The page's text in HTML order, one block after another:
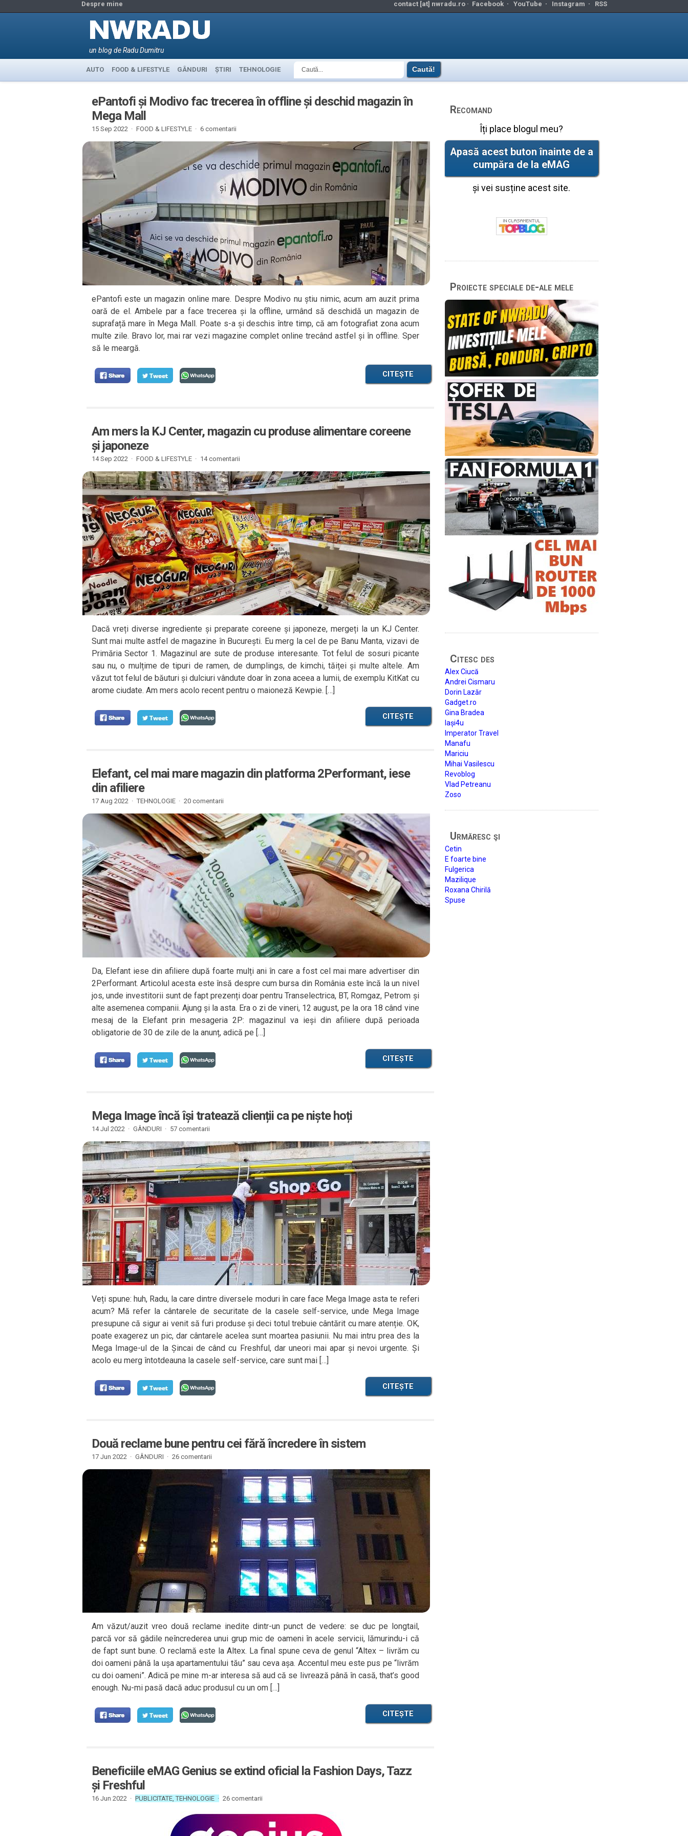
Despre mine contact [at] nwradu.ro · Facebook· YouTube · Instagram · RSS
un blog de Radu Dumitru
AUTO FOOD & LIFESTYLE GÂNDURI ȘTIRI TEHNOLOGIE
ePantofi și Modivo fac trecerea în offline și deschid magazin în
Mega Mall
15 Sep 2022 · FOOD & LIFESTYLE· 6 comentarii
ePantofi este un magazin online mare. Despre Modivo nu știu nimic, acum am auzit prima
oară de el. Ambele par a face trecerea și la offline, urmând să deschidă un magazin de
suprafață mare în Mega Mall. Poate s-a și deschis între timp, că am fotografiat zona acum
multe zile. Bravo lor, mai rar vezi magazine complet online trecând astfel și în offline. Sper
să le meargă.
CITEȘTE
Am mers la KJ Center, magazin cu produse alimentare coreene
și japoneze
14 Sep 2022 · FOOD & LIFESTYLE· 14 comentarii
Dacă vreți diverse ingrediente și preparate coreene și japoneze, mergeți la un KJ Center.
Sunt mai multe astfel de magazine în București. Eu merg la cel de pe Banu Manta, vizavi de
Primăria Sector 1. Magazinul are sute de produse interesante. Tot felul de sosuri picante
sau nu, o mulțime de tipuri de ramen, de dumplings, de kimchi, tăiței și multe altele. Am
văzut tot felul de băuturi și dulciuri vândute doar în zona aceea a lumii, de exemplu KitKat cu
arome ciudate. Am mers acolo recent pentru o maioneză Kewpie. […]
CITEȘTE
Elefant, cel mai mare magazin din platforma 2Performant, iese
din afiliere
17 Aug 2022 · TEHNOLOGIE· 20 comentarii
Da, Elefant iese din afiliere după foarte mulți ani în care a fost cel mai mare advertiser din
2Performant. Articolul acesta este însă despre cum bursa din România este încă la un nivel
jos, unde investitorii sunt de fapt prezenți doar pentru Transelectrica, BT, Romgaz, Petrom și
alte asemenea companii. Ajung și la asta. Era o zi de vineri, 12 august, pe la ora 18 când vine
mesaj de la Elefant prin mesageria 2P: magazinul va ieși din afiliere după perioada
obligatorie de 30 de zile de la anunț, adică pe […]
CITEȘTE
Mega Image încă își tratează clienții ca pe niște hoți
14 Jul 2022 · GÂNDURI · 57 comentarii
Veți spune: huh, Radu, la care dintre diversele moduri în care face Mega Image asta te referi
acum? Mă refer la cântarele de securitate de la casele self-service, unde Mega Image
presupune că sigur ai venit să furi produse și deci totul trebuie cântărit cu mare atenție. OK,
poate exagerez un pic, dar cântarele acelea sunt moartea pasiunii. Nu mai intru prea des la
Mega Image-ul de la Șincai de când cu Freshful, dar uneori mai apar și nevoi urgente. Și
acolo eu merg întotdeauna la casele self-service, care sunt mai […]
CITEȘTE
Două reclame bune pentru cei fără încredere în sistem
17 Jun 2022 · GÂNDURI · 26 comentarii
Am văzut/auzit vreo două reclame inedite dintr-un punct de vedere: se duc pe longtail,
parcă vor să gâdile neîncrederea unui grup mic de oameni în acele servicii, lămurindu-i că
de fapt sunt bune. O reclamă este la Altex. La final spune ceva de genul “Altex – livrăm cu
doi oameni până la ușa apartamentului tău” sau ceva așa. Accentul meu este pus pe “livrăm
cu doi oameni”. Adică pe mine m-ar interesa să aud că se livrează până în casă, that’s good
enough. Nu-mi pasă dacă aduc produsul cu un om […]
CITEȘTE
Beneficiile eMAG Genius se extind oficial la Fashion Days, Tazz
și Freshful
16 Jun 2022 · PUBLICITATE, TEHNOLOGIE· 26 comentarii
Recomand
Îți place blogul meu?
Apasă acest buton înainte de a
cumpăra de la eMAG
și vei susține acest site.
Proiecte speciale de-ale mele
Citesc des
Alex Ciucă
Andrei Cismaru
Dorin Lazăr
Gadget.ro
Gina Bradea
Iași4u
Imperator Travel
Manafu
Mariciu
Mihai Vasilescu
Revoblog
Vlad Petreanu
Zoso
Urmăresc şi
Cetin
E foarte bine
Fulgerica
Mazilique
Roxana Chirilă
Spuse